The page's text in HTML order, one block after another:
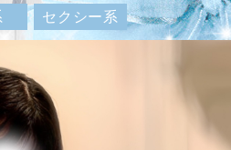
セクシー系